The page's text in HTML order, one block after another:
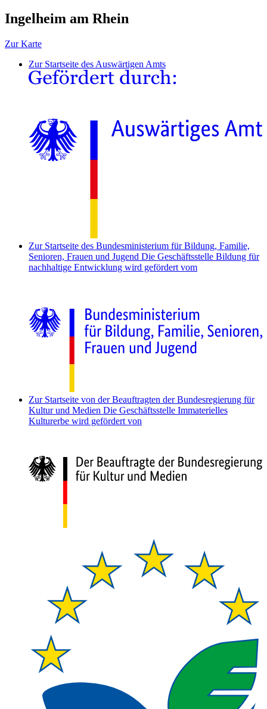
Ingelheim am Rhein
Zur Karte
Zur Startseite des Auswärtigen Amts
Zur Startseite des Bundesministerium für Bildung, Familie,
Senioren, Frauen und Jugend Die Geschäftsstelle Bildung für
nachhaltige Entwicklung wird gefördert vom
Zur Startseite von der Beauftragten der Bundesregierung für
Kultur und Medien Die Geschäftsstelle Immaterielles
Kulturerbe wird gefördert von